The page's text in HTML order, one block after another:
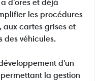
d'ores et déjà
les procédures
aux cartes grises et
des véhicules.
d'un
la gestion